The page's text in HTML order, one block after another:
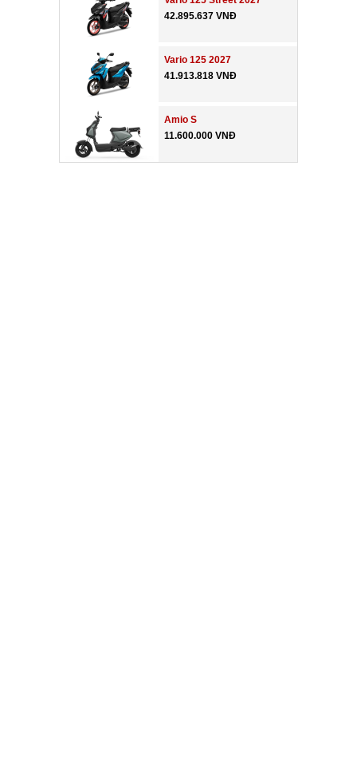
42.895.637 VNĐ
Vario 125 2027
41.913.818 VNĐ
Amio S
11.600.000 VNĐ